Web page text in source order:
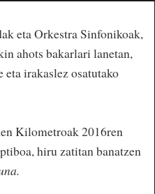
eta Orkestra Sinfonikoak,
ahots bakarlari lanetan,
irakaslez osatutako
Kilometroak 2016ren
hiru zatitan banatzen